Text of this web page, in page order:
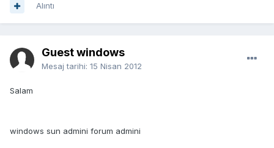
Alıntı
Guest windows
Mesaj tarihi: 15 Nisan 2012
Salam
windows sun admini forum admini